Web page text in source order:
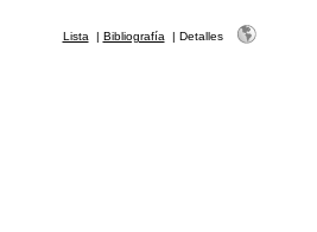
Lista | Bibliografía | Detalles